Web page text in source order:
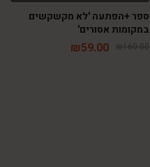
ספר +הפתעה 'לא מקשקשים
במקומות אסורים'
₪160.00
₪59.00